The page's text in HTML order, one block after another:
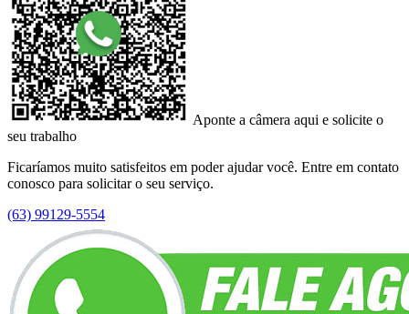
Aponte a câmera aqui e solicite o
seu trabalho
Ficaríamos muito satisfeitos em poder ajudar você. Entre em contato
conosco para solicitar o seu serviço.
(63) 99129-5554